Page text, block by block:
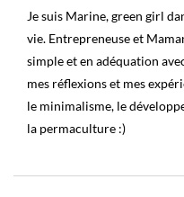
Je suis Marine, green girl
vie. Entrepreneuse et
simple et en adéquation
mes réflexions et mes
le minimalisme, le
la permaculture :)